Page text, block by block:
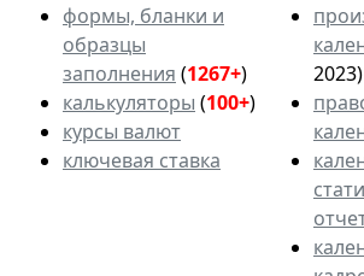
формы, бланки и
образцы
заполнения (1267+)
калькуляторы (100+)
курсы валют
ключевая ставка
2023)